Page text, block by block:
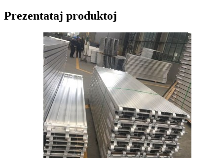
Prezentataj produktoj